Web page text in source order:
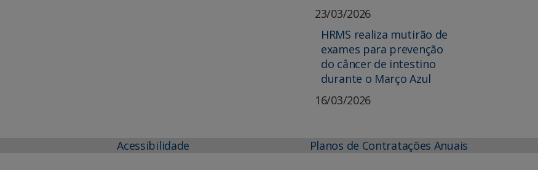
23/03/2026
HRMS realiza mutirão de
exames para prevenção
do câncer de intestino
durante o Março Azul
16/03/2026
Acessibilidade Planos de Contratações Anuais